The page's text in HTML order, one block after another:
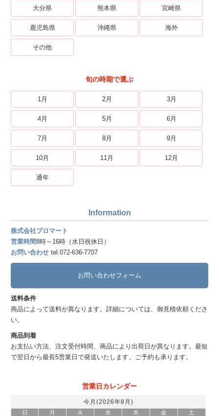
大分県 熊本県 宮崎県
鹿児島県 沖縄県 海外
その他
旬の時期で選ぶ
1月 2月 3月
4月 5月 6月
7月 8月 9月
10月 11月 12月
通年
Information
株式会社プロマート
営業時間8時～16時（水日祝休日）
お問い合わせ tel.072-636-7707
お問い合わせフォーム
送料条件
商品によって送料が異なります。詳細については、御見積依頼くださ
い。
商品到着
お支払い方法、注文受付時間、商品により出荷日が異なります。最短
で翌日から最長5営業日で発送いたします。ご予約も承ります。
営業日カレンダー
今月(2026年8月)
日
月 火 水 木 金
土